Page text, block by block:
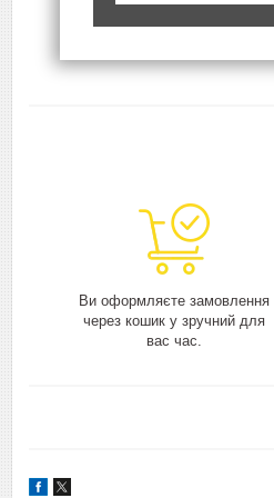
Ви оформляєте замовлення
через кошик у зручний для
вас час.